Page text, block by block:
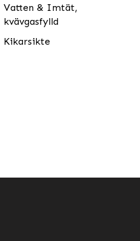
Vatten & Imtät,
kvävgasfylld
Kikarsikte